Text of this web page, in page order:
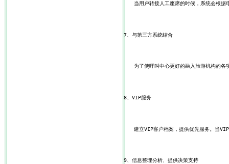
当用户转接人工座席的时候，系统会根据
7、与第三方系统结合
为了使呼叫中心更好的融入旅游机构的各
8、VIP服务
建立VIP客户档案，提供优先服务。当VIP
9、信息整理分析、提供决策支持